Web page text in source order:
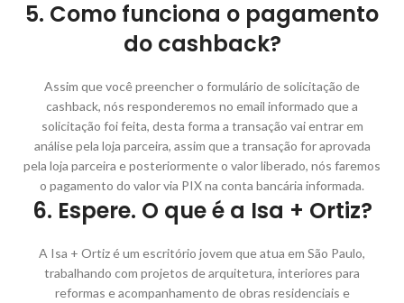
5. Como funciona o pagamento
do cashback?
Assim que você preencher o formulário de solicitação de
cashback, nós responderemos no email informado que a
solicitação foi feita, desta forma a transação vai entrar em
análise pela loja parceira, assim que a transação for aprovada
pela loja parceira e posteriormente o valor liberado, nós faremos
o pagamento do valor via PIX na conta bancária informada.
6. Espere. O que é a Isa + Ortiz?
A Isa + Ortiz é um escritório jovem que atua em São Paulo,
trabalhando com projetos de arquitetura, interiores para
reformas e acompanhamento de obras residenciais e